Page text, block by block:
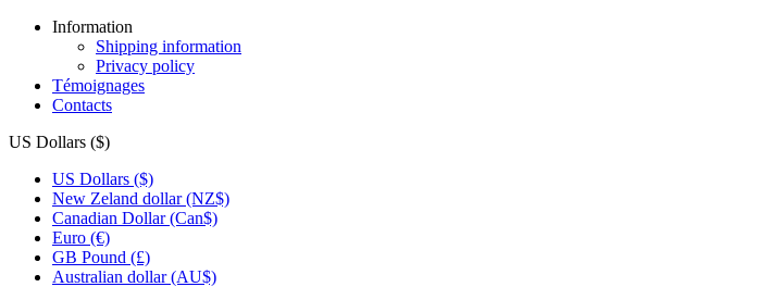
Information
Shipping information
Privacy policy
Témoignages
Contacts
US Dollars ($)
US Dollars ($)
New Zeland dollar (NZ$)
Canadian Dollar (Can$)
Euro (€)
GB Pound (£)
Australian dollar (AU$)